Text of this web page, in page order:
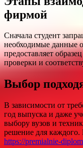
фирмой
Сначала студент
необходимые данные
предоставляет
проверки и
Выбор
В зависимости от
год выпуска и даже
выбору вузов и
решение для
https://premialnie-